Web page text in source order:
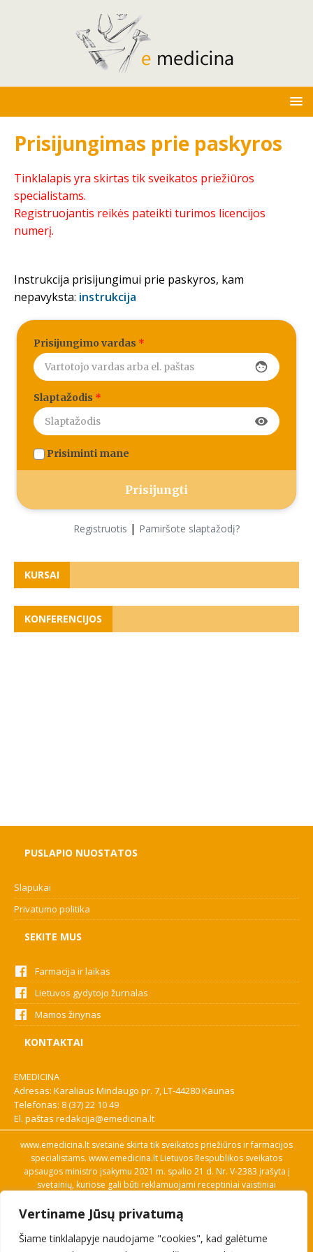
Vertiname Jūsų privatumą
Šiame tinklalapyje naudojame "cookies", kad galėtume
Prisijungimas prie paskyros
Tinklalapis yra skirtas tik sveikatos priežiūros
specialistams.
Registruojantis reikės pateikti turimos licencijos
numerį.
Instrukcija prisijungimui prie paskyros, kam
nepavyksta: instrukcija
Prisijungimo vardas *
face
Slaptažodis *
visibility
Prisiminti mane
Registruotis | Pamiršote slaptažodį?
KURSAI
KONFERENCIJOS
PUSLAPIO NUOSTATOS
Slapukai
Privatumo politika
SEKITE MUS
Farmacija ir laikas
Lietuvos gydytojo žurnalas
Mamos žinynas
KONTAKTAI
EMEDICINA
Adresas: Karaliaus Mindaugo pr. 7, LT-44280 Kaunas
Telefonas: 8 (37) 22 10 49
El. paštas redakcija@emedicina.lt
www.emedicina.lt svetainė skirta tik sveikatos priežiūros ir farmacijos
specialistams. www.emedicina.lt Lietuvos Respublikos sveikatos
apsaugos ministro įsakymu 2021 m. spalio 21 d. Nr. V-2383 įrašyta į
svetainių, kuriose gali būti reklamuojami receptiniai vaistiniai
savo profesinę kvalifikaciją. Naudingos nuorodos: Vaistų ir medicinos
pagalbos priemonių kainų paieška, VVKT tinklalapis, Sveikatos
priežiūros ar farmacijos specialisto pranešimo apie įtariamą